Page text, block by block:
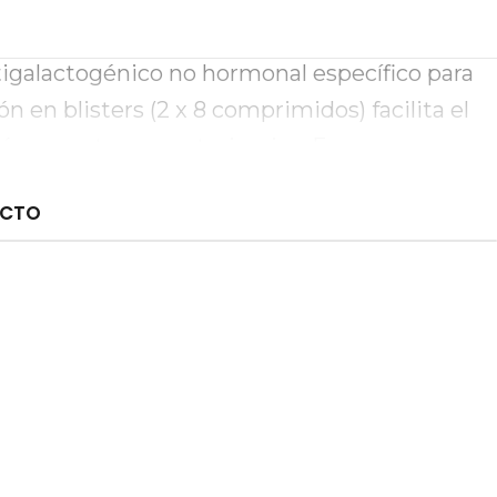
no hormonal específico para
en blisters (2 x 8 comprimidos) facilita el
frente a otros tratamientos para la
en caninos.